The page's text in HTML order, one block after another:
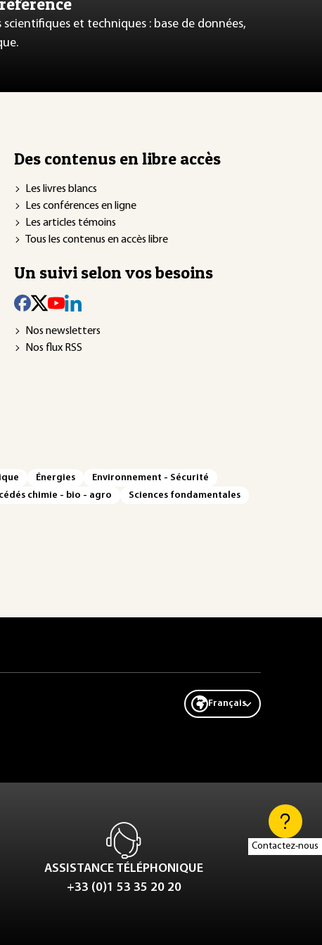
Contactez-nous
et techniques : base de données,
Des contenus en libre accès
Les livres blancs
Les conférences en ligne
Les articles témoins
Tous les contenus en accès libre
Un suivi selon vos besoins
Nos newsletters
Nos flux RSS
Énergies
Environnement - Sécurité
chimie - bio - agro
Sciences fondamentales
Français
ASSISTANCE TÉLÉPHONIQUE
+33 (0)1 53 35 20 20